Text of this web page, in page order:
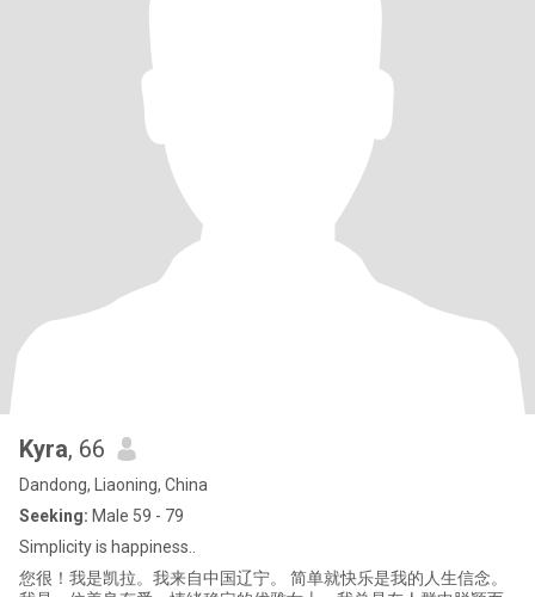
Kyra, 66
Dandong, Liaoning, China
Seeking: Male 59 - 79
Simplicity is happiness..
您很！我是凯拉。我来自中国辽宁。 简单就快乐是我的人生信念。